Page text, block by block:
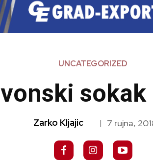
UNCATEGORIZED
Zarko Kljajic | 7 rujna,